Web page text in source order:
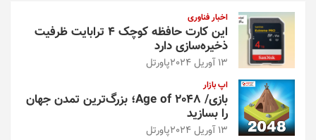
اخبار فناوری
این کارت حافظه کوچک ۴ ترابایت ظرفیت
ذخیره‌سازی دارد
13 آوریل 2024 پاورتل
اپ بازار
بازی/ Age of 2048؛ بزرگ‌ترین تمدن جهان
را بسازید
13 آوریل 2024 پاورتل